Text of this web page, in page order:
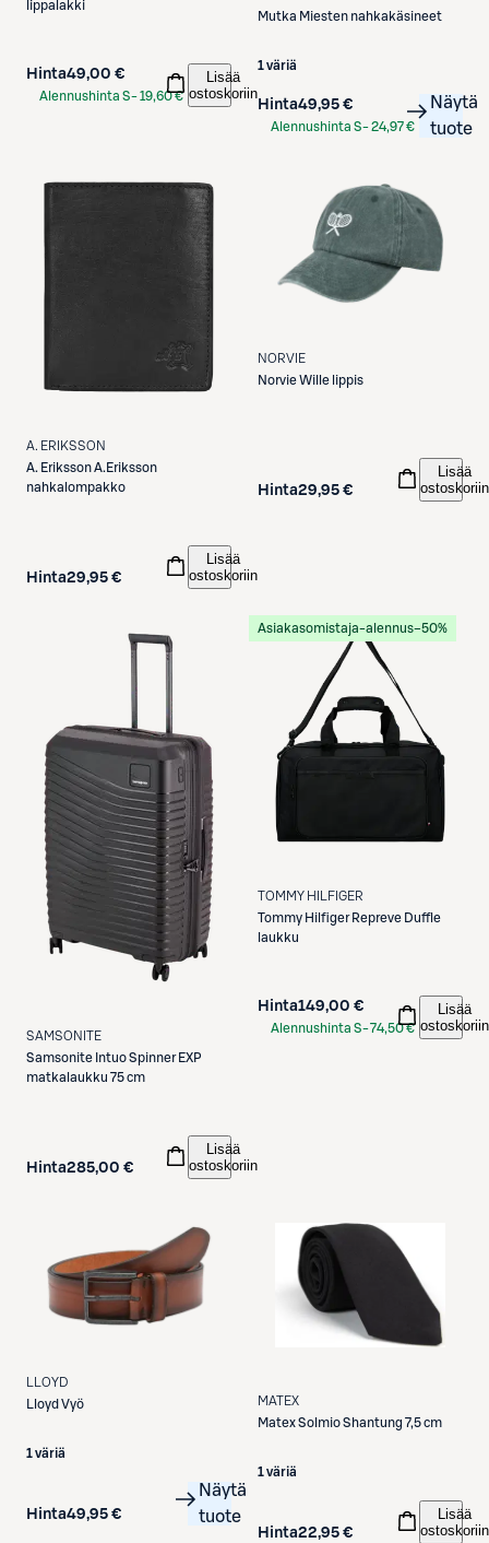
lippalakki
Hinta49,00 €
Alennushinta S-19,60 €
Lisää
ostoskoriin
Mutka Miesten nahkakäsineet
1 väriä
Hinta49,95 €
Alennushinta S-24,97 €
Näytä
tuote
A. ERIKSSON
A. ErikssonA.Eriksson
nahkalompakko
Hinta29,95 €
Lisää
ostoskoriin
NORVIE
NorvieWille lippis
Hinta29,95 €
Lisää
ostoskoriin
SAMSONITE
Samsonite Intuo Spinner EXP
matkalaukku 75 cm
Hinta285,00 €
Lisää
ostoskoriin
Asiakasomistaja-alennus−50%
TOMMY HILFIGER
Tommy Hilfiger Repreve Duffle
laukku
Hinta149,00 €
Alennushinta S-74,50 €
Lisää
ostoskoriin
LLOYD
Lloyd Vyö
1 väriä
Hinta49,95 €
Näytä
tuote
MATEX
MatexSolmio Shantung 7,5 cm
1 väriä
Hinta22,95 €
Lisää
ostoskoriin